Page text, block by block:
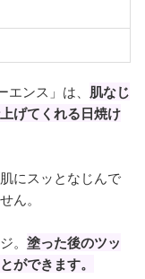
ンス」は、 肌なじ
げてくれる日焼け
にスッとなじんで
ん。
。 塗った後のツッ
ができます。